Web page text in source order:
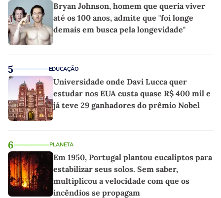
Bryan Johnson, homem que queria viver
até os 100 anos, admite que "foi longe
demais em busca pela longevidade"
5 EDUCAÇÃO
Universidade onde Davi Lucca quer
estudar nos EUA custa quase R$ 400 mil e
já teve 29 ganhadores do prêmio Nobel
6 PLANETA
Em 1950, Portugal plantou eucaliptos para
estabilizar seus solos. Sem saber,
multiplicou a velocidade com que os
incêndios se propagam